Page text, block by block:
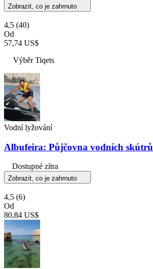
Zobrazit, co je zahrnuto
4,5 (40)
Od
57,74 US$
Výběr Tiqets
Vodní lyžování
Albufeira: Půjčovna vodních skútrů
Dostupné zítra
Zobrazit, co je zahrnuto
4,5 (6)
Od
80,84 US$